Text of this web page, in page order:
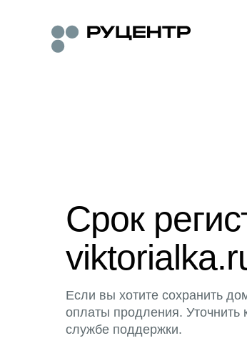
Срок
Если вы хотите сохранить
оплаты продления. Уточнить
службе поддержки.